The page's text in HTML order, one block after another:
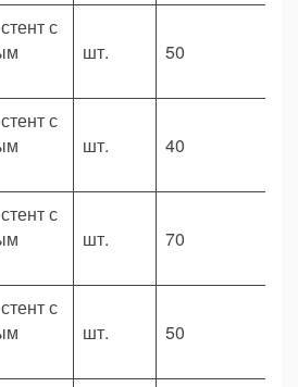
с
шт. 50
с
шт. 40
с
шт. 70
с
шт. 50